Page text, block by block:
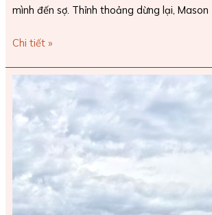
mình đến sợ. Thỉnh thoảng dừng lại, Mason
Chi tiết »
Trekking
Mardi
Himal,